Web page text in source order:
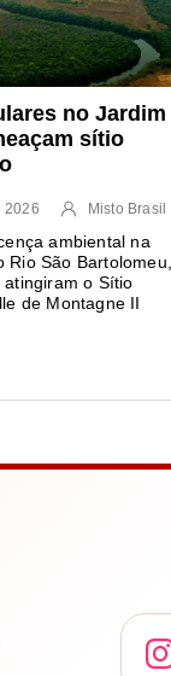
no Jardim
sítio
2026 Misto Brasil
ambiental na
Rio São Bartolomeu,
o Sítio
de Montagne II